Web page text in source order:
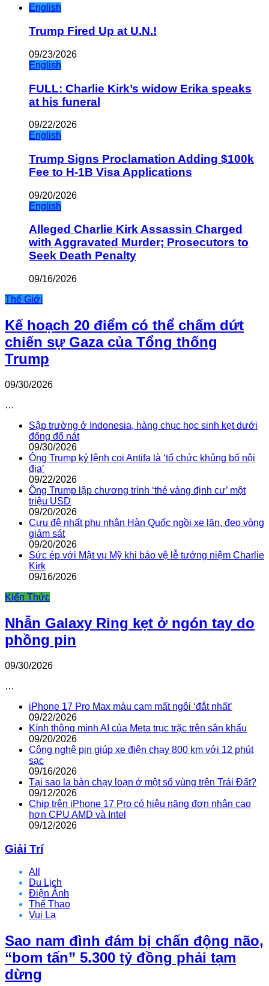
English
Trump Fired Up at U.N.!
09/23/2026
English
FULL: Charlie Kirk’s widow Erika speaks
at his funeral
09/22/2026
English
Trump Signs Proclamation Adding $100k
Fee to H-1B Visa Applications
09/20/2026
English
Alleged Charlie Kirk Assassin Charged
with Aggravated Murder; Prosecutors to
Seek Death Penalty
09/16/2026
Thế Giới
Kế hoạch 20 điểm có thể chấm dứt
chiến sự Gaza của Tổng thống
Trump
09/30/2026
…
Sập trường ở Indonesia, hàng chục học sinh kẹt dưới
đống đổ nát
09/30/2026
Ông Trump ký lệnh coi Antifa là ‘tổ chức khủng bố nội
địa’
09/22/2026
Ông Trump lập chương trình ‘thẻ vàng định cư’ một
triệu USD
09/20/2026
Cựu đệ nhất phu nhân Hàn Quốc ngồi xe lăn, đeo vòng
giám sát
09/20/2026
Sức ép với Mật vụ Mỹ khi bảo vệ lễ tưởng niệm Charlie
Kirk
09/16/2026
Kiến Thức
Nhẫn Galaxy Ring kẹt ở ngón tay do
phồng pin
09/30/2026
…
iPhone 17 Pro Max màu cam mất ngôi ‘đắt nhất’
09/22/2026
Kính thông minh AI của Meta trục trặc trên sân khấu
09/20/2026
Công nghệ pin giúp xe điện chạy 800 km với 12 phút
sạc
09/16/2026
Tại sao la bàn chạy loạn ở một số vùng trên Trái Đất?
09/12/2026
Chip trên iPhone 17 Pro có hiệu năng đơn nhân cao
hơn CPU AMD và Intel
09/12/2026
Giải Trí
All
Du Lịch
Điện Ảnh
Thể Thao
Vui Lạ
Sao nam đình đám bị chấn động não,
“bom tấn” 5.300 tỷ đồng phải tạm
dừng